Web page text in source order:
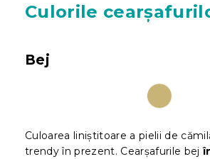
Culorile
Bej
Culoarea liniștitoare a pielii de
trendy în prezent. Cearșafurile bej